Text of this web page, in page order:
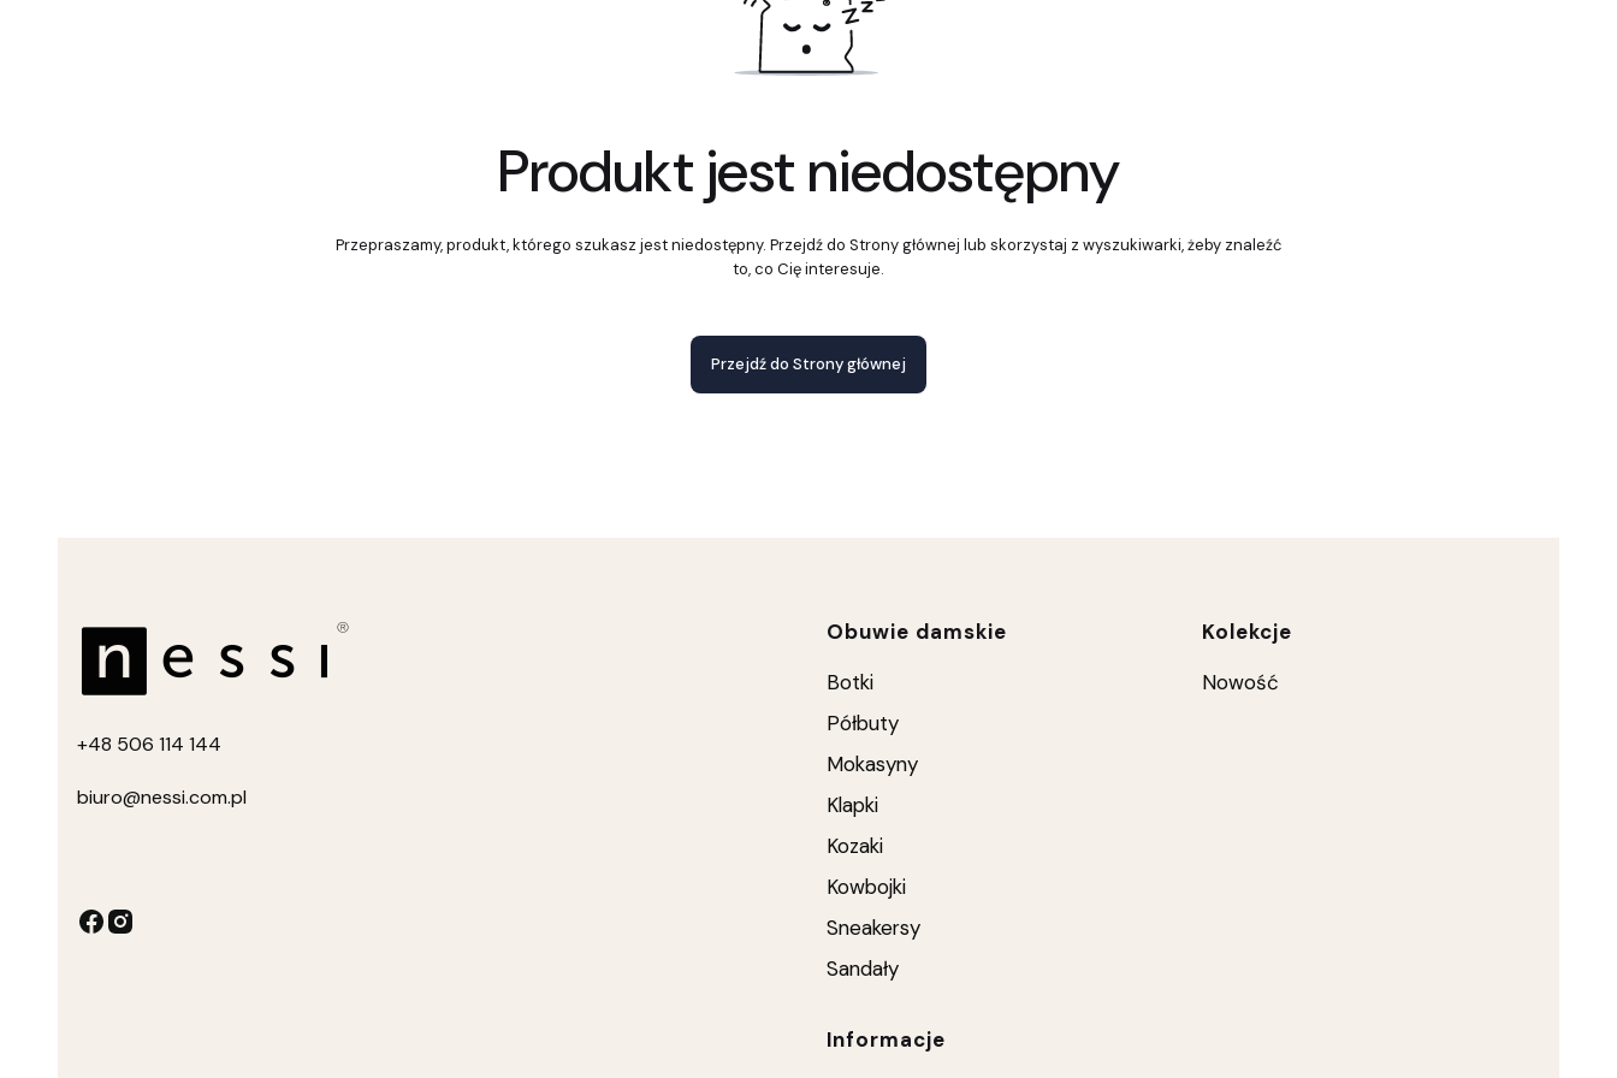
Produkt jest niedostępny
Przepraszamy, produkt, którego szukasz jest niedostępny. Przejdź do Strony głównej lub skorzystaj z wyszukiwarki, żeby znaleźć
to, co Cię interesuje.
Przejdź do Strony głównej
+48 506 114 144
biuro@nessi.com.pl
Linki w stopce
Obuwie damskie
Botki
Półbuty
Mokasyny
Klapki
Kozaki
Kowbojki
Sneakersy
Sandały
Kolekcje
Nowość
Informacje